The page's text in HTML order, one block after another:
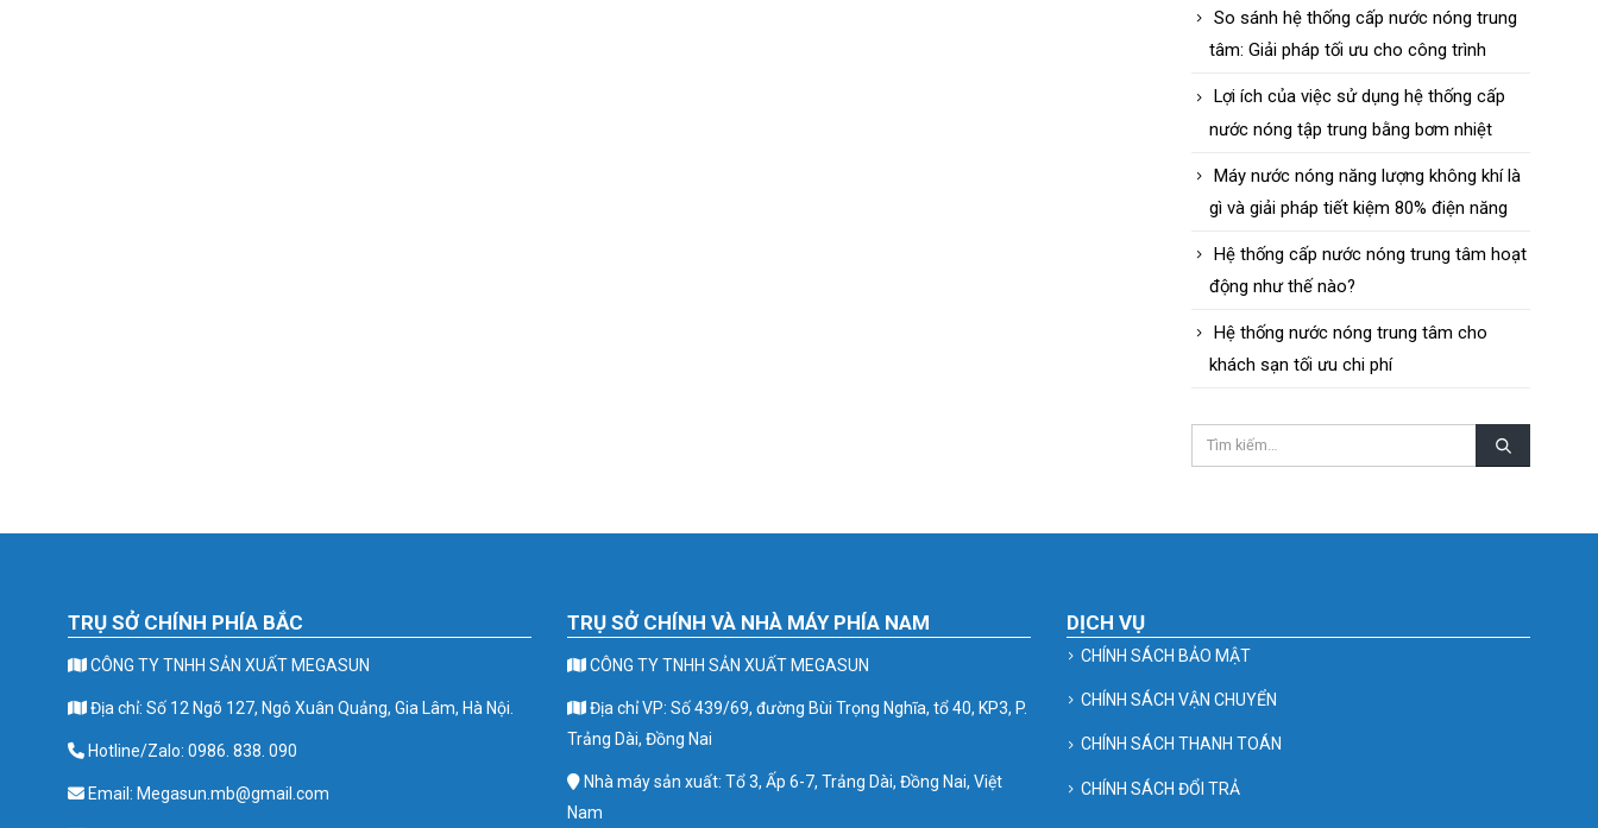
So sánh hệ thống cấp nước nóng trung
tâm: Giải pháp tối ưu cho công trình
Lợi ích của việc sử dụng hệ thống cấp
nước nóng tập trung bằng bơm nhiệt
Máy nước nóng năng lượng không khí là
gì và giải pháp tiết kiệm 80% điện năng
Hệ thống cấp nước nóng trung tâm hoạt
động như thế nào?
Hệ thống nước nóng trung tâm cho
khách sạn tối ưu chi phí
TRỤ SỞ CHÍNH PHÍA BẮC
CÔNG TY TNHH SẢN XUẤT MEGASUN
Địa chỉ: Số 12 Ngõ 127, Ngô Xuân Quảng, Gia Lâm, Hà Nội.
Hotline/Zalo: 0986. 838. 090
Email: Megasun.mb@gmail.com
TRỤ SỞ CHÍNH VÀ NHÀ MÁY PHÍA NAM
CÔNG TY TNHH SẢN XUẤT MEGASUN
Địa chỉ VP: Số 439/69, đường Bùi Trọng Nghĩa, tổ 40, KP3, P.
Trảng Dài, Đồng Nai
Nhà máy sản xuất: Tổ 3, Ấp 6-7, Trảng Dài, Đồng Nai, Việt
Nam
DỊCH VỤ
CHÍNH SÁCH BẢO MẬT
CHÍNH SÁCH VẬN CHUYỂN
CHÍNH SÁCH THANH TOÁN
CHÍNH SÁCH ĐỔI TRẢ